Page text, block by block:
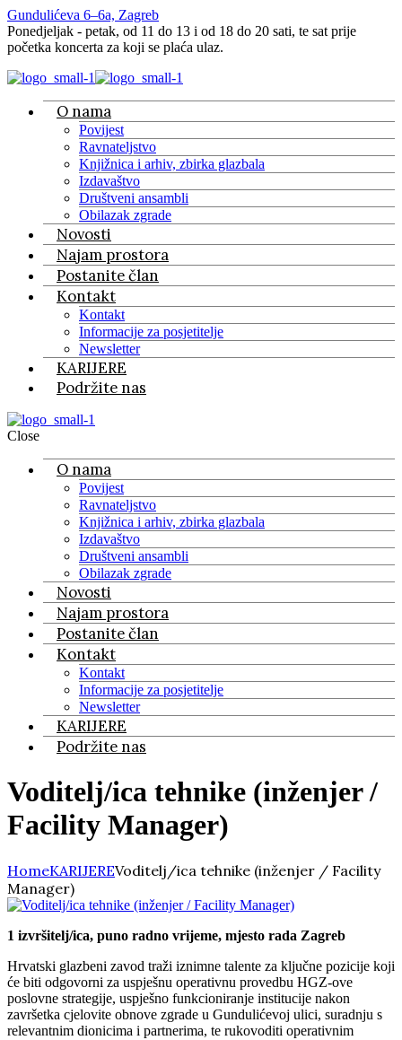
Gundulićeva 6–6a, Zagreb
Ponedjeljak - petak, od 11 do 13 i od 18 do 20 sati, te sat prije
početka koncerta za koji se plaća ulaz.
O nama
Povijest
Ravnateljstvo
Knjižnica i arhiv, zbirka glazbala
Izdavaštvo
Društveni ansambli
Obilazak zgrade
Novosti
Najam prostora
Postanite član
Kontakt
Kontakt
Informacije za posjetitelje
Newsletter
KARIJERE
Podržite nas
Close
O nama
Povijest
Ravnateljstvo
Knjižnica i arhiv, zbirka glazbala
Izdavaštvo
Društveni ansambli
Obilazak zgrade
Novosti
Najam prostora
Postanite član
Kontakt
Kontakt
Informacije za posjetitelje
Newsletter
KARIJERE
Podržite nas
Voditelj/ica tehnike (inženjer /
Facility Manager)
HomeKARIJEREVoditelj/ica tehnike (inženjer / Facility
Manager)
1 izvršitelj/ica, puno radno vrijeme, mjesto rada Zagreb
Hrvatski glazbeni zavod traži iznimne talente za ključne pozicije koji
će biti odgovorni za uspješnu operativnu provedbu HGZ-ove
poslovne strategije, uspješno funkcioniranje institucije nakon
završetka cjelovite obnove zgrade u Gundulićevoj ulici, suradnju s
relevantnim dionicima i partnerima, te rukovoditi operativnim